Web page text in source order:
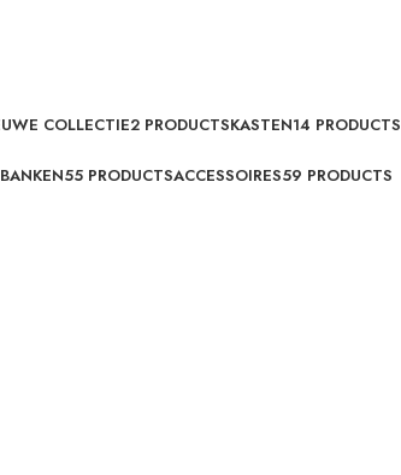
COLLECTIE2 PRODUCTSKASTEN14 PRODUCTS
BANKEN55 PRODUCTSACCESSOIRES59 PRODUCTS